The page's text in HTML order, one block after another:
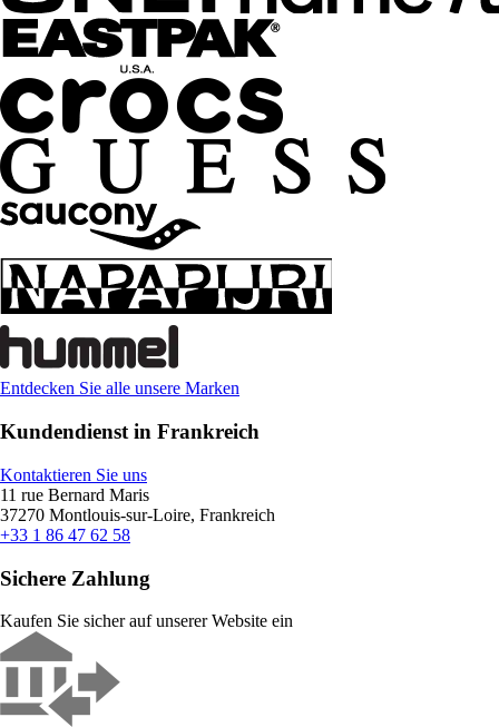
Entdecken Sie alle unsere Marken
Kundendienst in Frankreich
Kontaktieren Sie uns
11 rue Bernard Maris
37270 Montlouis-sur-Loire, Frankreich
+33 1 86 47 62 58
Sichere Zahlung
Kaufen Sie sicher auf unserer Website ein